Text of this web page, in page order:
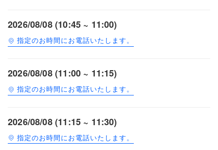
2026/08/08 (10:45 ~ 11:00)
指定のお時間にお電話いたします。
2026/08/08 (11:00 ~ 11:15)
指定のお時間にお電話いたします。
2026/08/08 (11:15 ~ 11:30)
指定のお時間にお電話いたします。